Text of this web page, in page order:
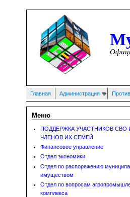
Перейти к основному содержанию
Главная Администрация
Меню
ПОДДЕРЖКА УЧАСТНИКОВ СВО
ЧЛЕНОВ ИХ СЕМЕЙ
Финансовое управление
Отдел экономики
Отдел по распоряжению
имуществом
Отдел по вопросам
комплекса